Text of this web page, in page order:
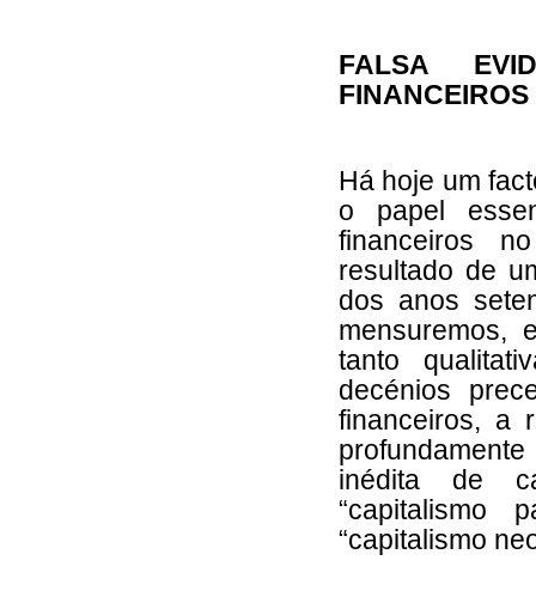
FALSA
Há hoje um
o papel
financeiros
resultado de
dos anos
mensuremos,
tanto
decénios
financeiros, a
inédita de
“capitalismo
“capitalismo